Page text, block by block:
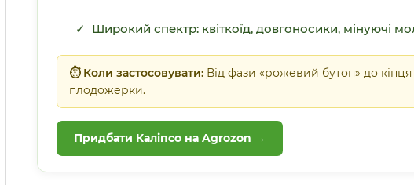
✓ Широкий спектр: квіткоїд, довгоносики, мінуючі
⏱ Коли застосовувати: Від фази «рожевий бутон» до
плодожерки.
Придбати Каліпсо на Agrozon →